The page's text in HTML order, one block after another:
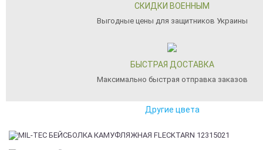
СКИДКИ ВОЕННЫМ
Выгодные цены для защитников Украины
БЫСТРАЯ ДОСТАВКА
Максимально быстрая отправка заказов
Другие цвета